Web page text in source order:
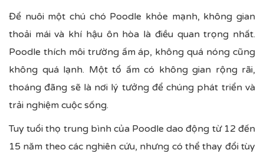
Để nuôi một chú chó Poodle khỏe mạnh, không gian
thoải mái và khí hậu ôn hòa là điều quan trọng nhất.
Poodle thích môi trường ấm áp, không quá nóng cũng
không quá lạnh. Một tổ ấm có không gian rộng rãi,
thoáng đãng sẽ là nơi lý tưởng để chúng phát triển và
trải nghiệm cuộc sống.
Tuy tuổi thọ trung bình của Poodle dao động từ 12 đến
15 năm theo các nghiên cứu, nhưng có thể thay đổi tùy